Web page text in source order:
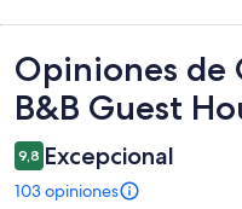
Opiniones
Opiniones de
B&B Guest
9,8 Excepcional
103 opiniones